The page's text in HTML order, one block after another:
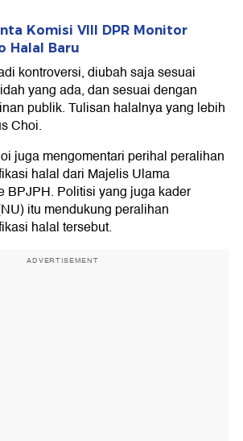
Komisi VIII DPR Monitor
Halal Baru
kontroversi, diubah saja sesuai
yang ada, dan sesuai dengan
publik. Tulisan halalnya yang lebih
Choi.
juga mengomentari perihal peralihan
halal dari Majelis Ulama
BPJPH. Politisi yang juga kader
itu mendukung peralihan
halal tersebut.
ADVERTISEMENT